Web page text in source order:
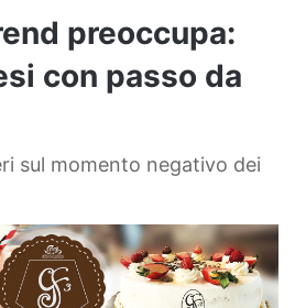
preoccupa:
con passo da
sul momento negativo dei